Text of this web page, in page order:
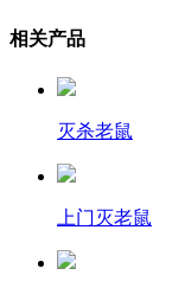
相关产品
灭杀老鼠
上门灭老鼠